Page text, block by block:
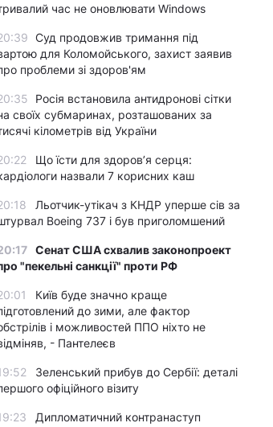
час не оновлювати Windows
Суд продовжив тримання під
для Коломойського, захист заявив
проблеми зі здоров'ям
Росія встановила антидронові сітки
своїх субмаринах, розташованих за
кілометрів від України
Що їсти для здоров’я серця:
назвали 7 корисних каш
Льотчик-утікач з КНДР уперше сів за
Boeing 737 і був приголомшений
Сенат США схвалив законопроект
"пекельні санкції" проти РФ
Київ буде значно краще
до зими, але фактор
і можливостей ППО ніхто не
- Пантелеєв
Зеленський прибув до Сербії: деталі
офіційного візиту
Дипломатичний контранаступ